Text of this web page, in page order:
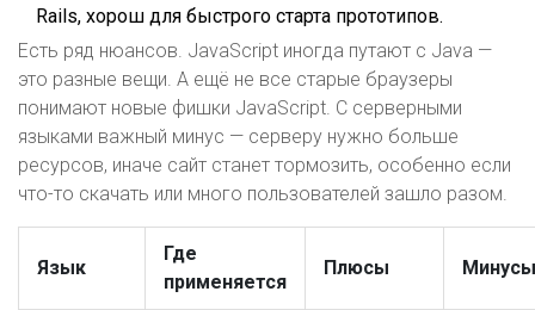
Rails, хорош для быстрого старта прототипов.
Есть ряд нюансов. JavaScript иногда путают с Java —
это разные вещи. А ещё не все старые браузеры
понимают новые фишки JavaScript. С серверными
языками важный минус — серверу нужно больше
ресурсов, иначе сайт станет тормозить, особенно если
что-то скачать или много пользователей зашло разом.
Язык
Где
применяется
Плюсы Минусы